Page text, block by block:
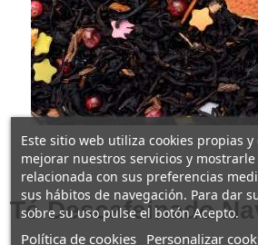
Té Descafeinado
Este sitio web utiliza cookies propias
mejorar nuestros servicios y
relacionada con sus preferencias
sus hábitos de navegación. Para dar
sobre su uso pulse el botón Acepto.
Política de cookies Personalizar